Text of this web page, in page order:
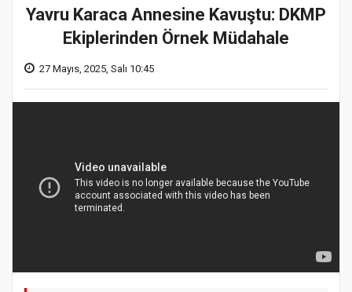
Yavru Karaca Annesine Kavuştu: DKMP
Ekiplerinden Örnek Müdahale
27 Mayıs, 2025, Salı 10:45